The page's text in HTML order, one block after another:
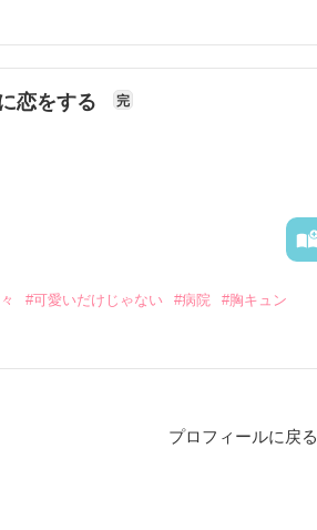
恋をする 完
#可愛いだけじゃない #病院 #胸キュン
プロフィールに戻る